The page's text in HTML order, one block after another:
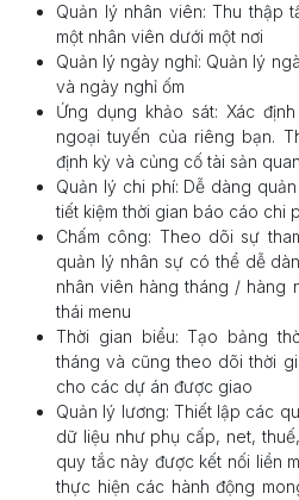
Quản lý nhân viên: Thu thập
một nhân viên dưới một nơi
Quản lý ngày nghỉ: Quản lý
và ngày nghỉ ốm
Ứng dụng khảo sát: Xác
ngoại tuyến của riêng bạn.
định kỳ và củng cố tài sản
Quản lý chi phí: Dễ dàng
tiết kiệm thời gian báo cáo chi
Chấm công: Theo dõi sự
quản lý nhân sự có thể dễ
nhân viên hàng tháng / hàng
thái menu
Thời gian biểu: Tạo bảng
tháng và cũng theo dõi thời
cho các dự án được giao
Quản lý lương: Thiết lập các
dữ liệu như phụ cấp, net,
quy tắc này được kết nối liền
thực hiện các hành động